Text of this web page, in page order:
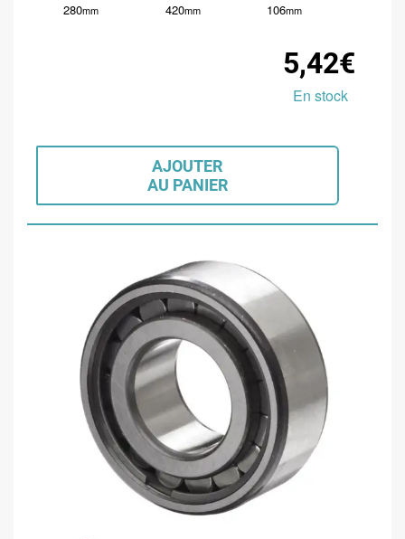
280mm 420mm 106mm
5,42€
En stock
AJOUTER
AU PANIER